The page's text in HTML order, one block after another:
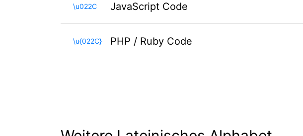
\u022C JavaScript Code
\u{022C} PHP / Ruby Code